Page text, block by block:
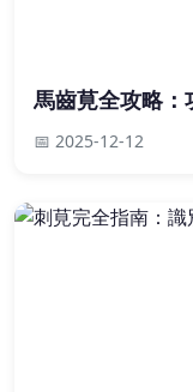
馬齒莧全攻略：
📅 2025-12-12